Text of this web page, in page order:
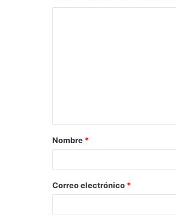
a
r
*
Nombre *
Correo electrónico *